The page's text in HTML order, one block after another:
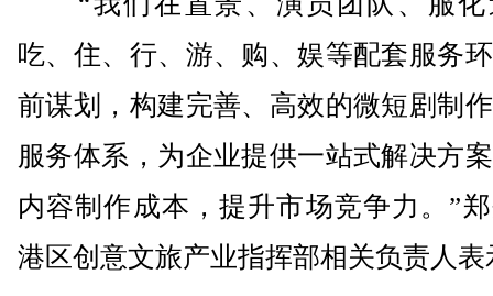
吃、住、行、游、购、娱等配套服务
前谋划，构建完善、高效的微短剧制
服务体系，为企业提供一站式解决方
内容制作成本，提升市场竞争力。”
港区创意文旅产业指挥部相关负责人表